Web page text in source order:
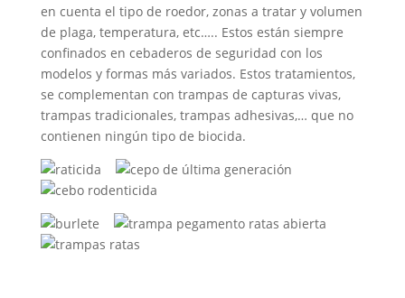
en cuenta el tipo de roedor, zonas a tratar y volumen
de plaga, temperatura, etc….. Estos están siempre
confinados en cebaderos de seguridad con los
modelos y formas más variados. Estos tratamientos,
se complementan con trampas de capturas vivas,
trampas tradicionales, trampas adhesivas,… que no
contienen ningún tipo de biocida.